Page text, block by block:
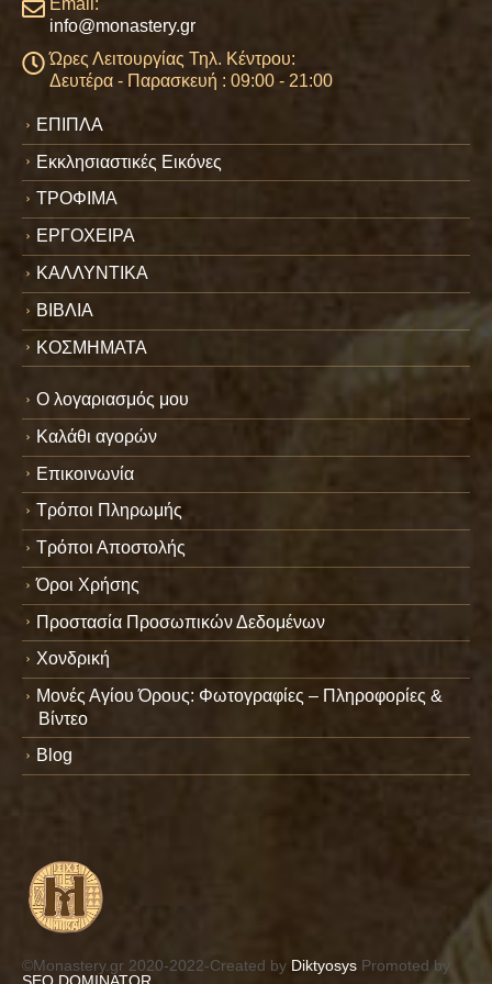
Email:
info@monastery.gr
Ώρες Λειτουργίας Τηλ. Κέντρου:
Δευτέρα - Παρασκευή : 09:00 - 21:00
ΕΠΙΠΛΑ
Εκκλησιαστικές Εικόνες
ΤΡΟΦΙΜΑ
ΕΡΓΟΧΕΙΡΑ
ΚΑΛΛΥΝΤΙΚΑ
ΒΙΒΛΙΑ
ΚΟΣΜΗΜΑΤΑ
Ο λογαριασμός μου
Καλάθι αγορών
Επικοινωνία
Τρόποι Πληρωμής
Τρόποι Αποστολής
Όροι Χρήσης
Προστασία Προσωπικών Δεδομένων
Χονδρική
Μονές Αγίου Όρους: Φωτογραφίες – Πληροφορίες &
Βίντεο
Blog
©Monastery.gr 2020-2022-Created by Diktyosys Promoted by